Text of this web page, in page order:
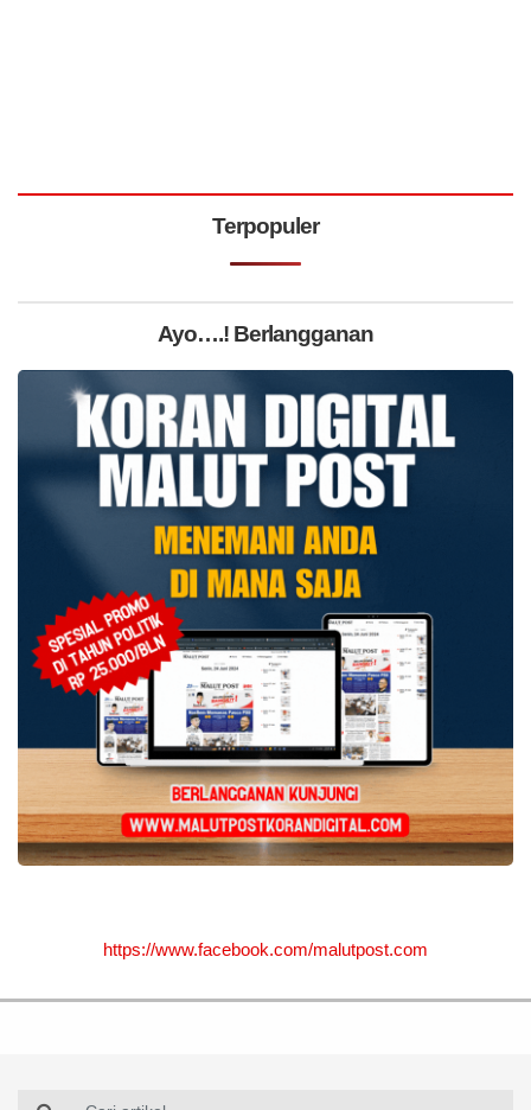
Terpopuler
Ayo….! Berlangganan
https://www.facebook.com/malutpost.com